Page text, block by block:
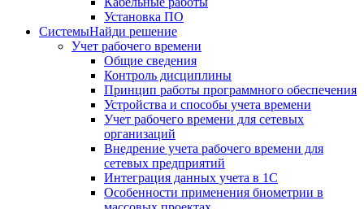
Установка ПО
СистемыНайди решение
Учет рабочего времени
Общие сведения
Контроль дисциплины
Принцип работы программного обеспечения
Устройства и способы учета времени
Учет рабочего времени для сетевых
организаций
Внедрение учета рабочего времени для
сетевых предприятий
Интеграция данных учета в 1С
Особенности применения биометрии в